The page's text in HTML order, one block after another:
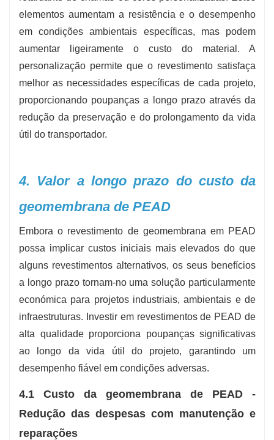
elementos aumentam a resistência e o desempenho
em condições ambientais específicas, mas podem
aumentar ligeiramente o custo do material. A
personalização permite que o revestimento satisfaça
melhor as necessidades específicas de cada projeto,
proporcionando poupanças a longo prazo através da
redução da preservação e do prolongamento da vida
útil do transportador.
4. Valor a longo prazo do custo da
geomembrana de PEAD
Embora o revestimento de geomembrana em PEAD
possa implicar custos iniciais mais elevados do que
alguns revestimentos alternativos, os seus benefícios
a longo prazo tornam-no uma solução particularmente
económica para projetos industriais, ambientais e de
infraestruturas. Investir em revestimentos de PEAD de
alta qualidade proporciona poupanças significativas
ao longo da vida útil do projeto, garantindo um
desempenho fiável em condições adversas.
4.1 Custo da geomembrana de PEAD -
Redução das despesas com manutenção e
reparações